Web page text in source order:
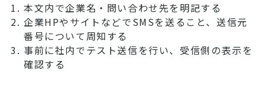
本文内で企業名・問い合わせ先を明記する
企業HPやサイトなどでSMSを送ること、送信元
番号について周知する
事前に社内でテスト送信を行い、受信側の表示を
確認する